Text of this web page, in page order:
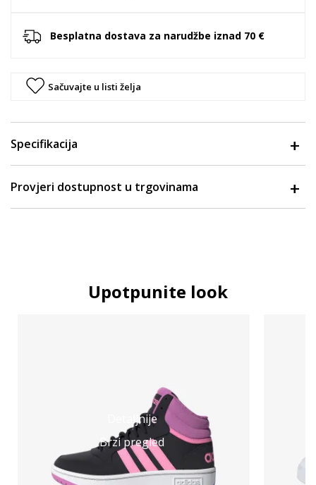
Besplatna dostava za narudžbe iznad 70 €
Sačuvajte u listi želja
Specifikacija
Provjeri dostupnost u trgovinama
Upotpunite look
Detaljnije
Brzi pregled